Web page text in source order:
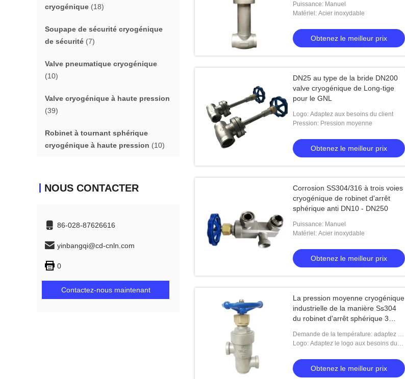
cryogénique (18)
Soupape de sécurité cryogénique
de sécurité (7)
Valve pneumatique cryogénique
(10)
Valve cryogénique à haute pression
(39)
Robinet à tournant sphérique
cryogénique à haute pression (10)
NOUS CONTACTER
86-028-87626616
yinbangqi@cd-cnln.com
0
Contactez-nous maintenant
Puissance: Manuel
Matériel: Acier inoxydable
Obtenez le meilleur prix
DN25 au type de la bride DN200
valve cryogénique de Long-tige
pour le GNL
Logo: Adaptez aux besoins du client
Pression: Pression moyenne
Obtenez le meilleur prix
Corrosion SS304/316 à trois voies
cryogénique de robinet d'arrêt
sphérique anti DN10 - DN250
Puissance: Manuel
Matériel: Acier inoxydable
Obtenez le meilleur prix
La pression moyenne cryogénique
industrielle de la manière Ss304
du robinet d'arrêt sphérique 3
client
Demande de la température: adaptez la
température aux besoins du client
Logo: Adaptez le logo aux besoins du
Obtenez le meilleur prix